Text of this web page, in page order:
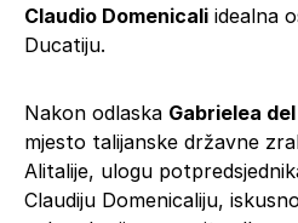
Claudio Domenicali idealna
Ducatiju.
Nakon odlaska Gabrielea
mjesto talijanske državne
Alitalije, ulogu
Claudiju Domenicaliju,